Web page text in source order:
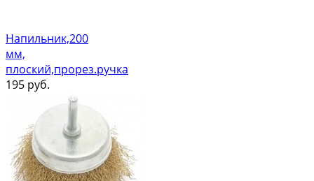
Напильник,200
мм,
плоский,прорез.ручка
195 руб.